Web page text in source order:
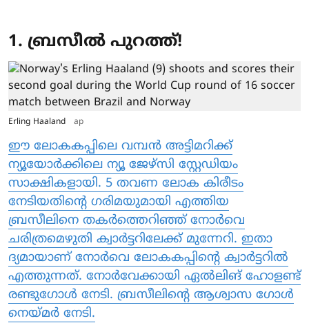
1. ബ്രസീൽ പുറത്ത്!
Erling Haaland ap
ഈ ലോകകപ്പിലെ വമ്പൻ അട്ടിമറിക്ക്
ന്യൂയോർക്കിലെ ന്യൂ ജേഴ്സി സ്റ്റേഡിയം
സാക്ഷികളായി. 5 തവണ ലോക കിരീടം
നേടിയതിന്റെ ​ഗരിമയുമായി എത്തിയ
ബ്രസീലിനെ തകർത്തെറിഞ്ഞ് നോർവെ
ചരിത്രമെഴുതി ക്വാർട്ടറിലേക്ക് മുന്നേറി. ഇതാ​
ദ്യമായാണ് നോർവെ ലോകകപ്പിന്റെ ക്വാർട്ടറിൽ
എത്തുന്നത്. നോർവേക്കായി ഏൽലിങ് ഹോളണ്ട്
രണ്ടു​ഗോൾ നേടി. ബ്രസീലിന്റെ ആശ്വാസ ​ഗോൾ
നെയ്മർ നേടി.